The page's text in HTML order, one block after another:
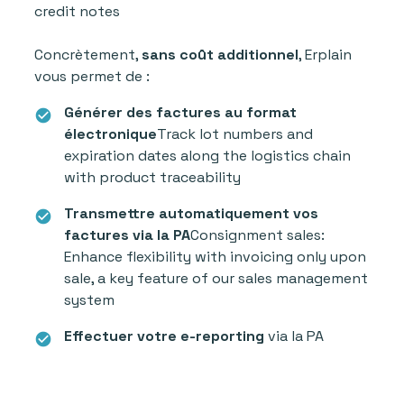
credit notes
Concrètement,sans coût additionnel, Erplain
vous permet de :
check_circle
Générer des factures au format
électroniqueTrack lot numbers and
expiration dates along the logistics chain
with product traceability
check_circle
Transmettre automatiquement vos
factures via la PAConsignment sales:
Enhance flexibility with invoicing only upon
sale, a key feature of our sales management
system
check_circle Effectuer votre e-reportingvia la PA